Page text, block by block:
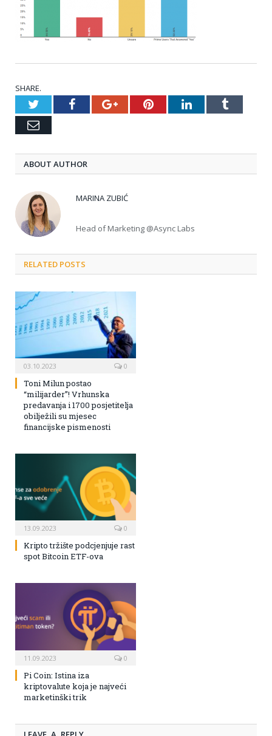
SHARE.
TwitterFacebookGoogle+PinterestLinkedInTumblr
Email
ABOUT AUTHOR
MARINA ZUBIĆ
Head of Marketing @Async Labs
RELATED POSTS
03.10.2023 0
Toni Milun postao
“milijarder”! Vrhunska
predavanja i 1700 posjetitelja
obilježili su mjesec
financijske pismenosti
13.09.2023 0
Kripto tržište podcjenjuje rast
spot Bitcoin ETF-ova
11.09.2023 0
Pi Coin: Istina iza
kriptovalute koja je najveći
marketinški trik